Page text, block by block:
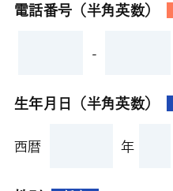
電話番号（半角英数）
-
生年月日（半角英数）
西暦 年